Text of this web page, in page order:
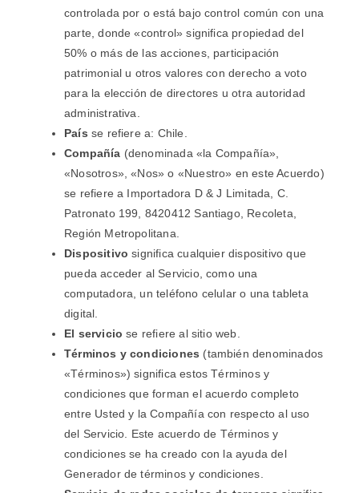
controlada por o está bajo control común con una
parte, donde «control» significa propiedad del
50% o más de las acciones, participación
patrimonial u otros valores con derecho a voto
para la elección de directores u otra autoridad
administrativa.
País se refiere a: Chile.
Compañía (denominada «la Compañía»,
«Nosotros», «Nos» o «Nuestro» en este Acuerdo)
se refiere a Importadora D & J Limitada, C.
Patronato 199, 8420412 Santiago, Recoleta,
Región Metropolitana.
Dispositivo significa cualquier dispositivo que
pueda acceder al Servicio, como una
computadora, un teléfono celular o una tableta
digital.
El servicio se refiere al sitio web.
Términos y condiciones (también denominados
«Términos») significa estos Términos y
condiciones que forman el acuerdo completo
entre Usted y la Compañía con respecto al uso
del Servicio. Este acuerdo de Términos y
condiciones se ha creado con la ayuda del
Generador de términos y condiciones.